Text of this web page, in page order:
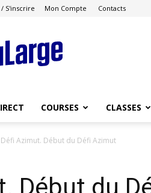
S'inscrire Mon Compte Contacts
COURSES CLASSES
Défi Azimut. Début du Défi Azimut
Début du